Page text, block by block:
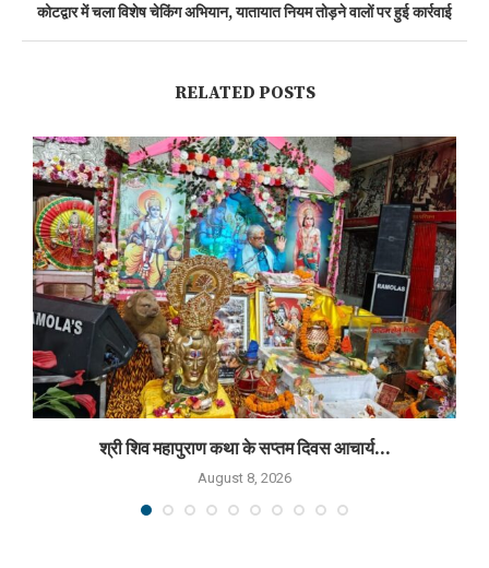
कोटद्वार में चला विशेष चेकिंग अभियान, यातायात नियम तोड़ने वालों पर हुई कार्रवाई
RELATED POSTS
श्री शिव महापुराण कथा के सप्तम दिवस आचार्य...
August 8, 2026